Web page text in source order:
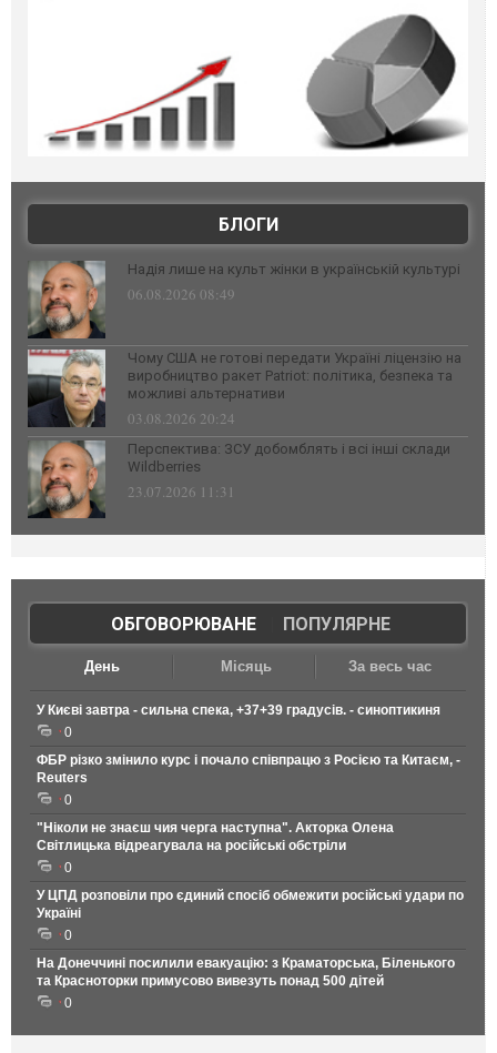
БЛОГИ
Надія лише на культ жінки в українській культурі
06.08.2026 08:49
Чому США не готові передати Україні ліцензію на
виробництво ракет Patriot: політика, безпека та
можливі альтернативи
03.08.2026 20:24
Перспектива: ЗСУ добомблять і всі інші склади
Wildberries
23.07.2026 11:31
ОБГОВОРЮВАНЕ| ПОПУЛЯРНЕ
День Місяць За весь час
У Києві завтра - сильна спека, +37+39 градусів. - синоптикиня
0
ФБР різко змінило курс і почало співпрацю з Росією та Китаєм, -
Reuters
0
"Ніколи не знаєш чия черга наступна". Акторка Олена
Світлицька відреагувала на російські обстріли
0
У ЦПД розповіли про єдиний спосіб обмежити російські удари по
Україні
0
На Донеччині посилили евакуацію: з Краматорська, Біленького
та Красноторки примусово вивезуть понад 500 дітей
0